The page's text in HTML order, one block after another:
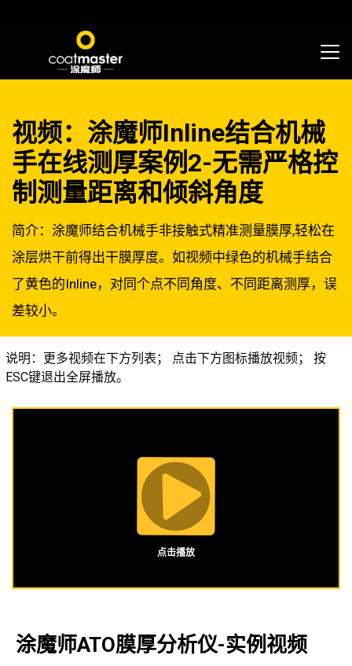
视频：涂魔师Inline结合机械
手在线测厚案例2-无需严格控
制测量距离和倾斜角度
简介：涂魔师结合机械手非接触式精准测量膜厚,轻松在
涂层烘干前得出干膜厚度。如视频中绿色的机械手结合
了黄色的Inline，对同个点不同角度、不同距离测厚，误
差较小。
说明：更多视频在下方列表； 点击下方图标播放视频； 按
ESC键退出全屏播放。
点击播放
涂魔师ATO膜厚分析仪-实例视频